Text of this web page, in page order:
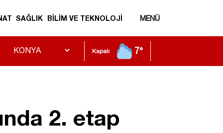
SAĞLIK BİLİM VE TEKNOLOJİ MENÜ
Kapalı 7°
2. etap